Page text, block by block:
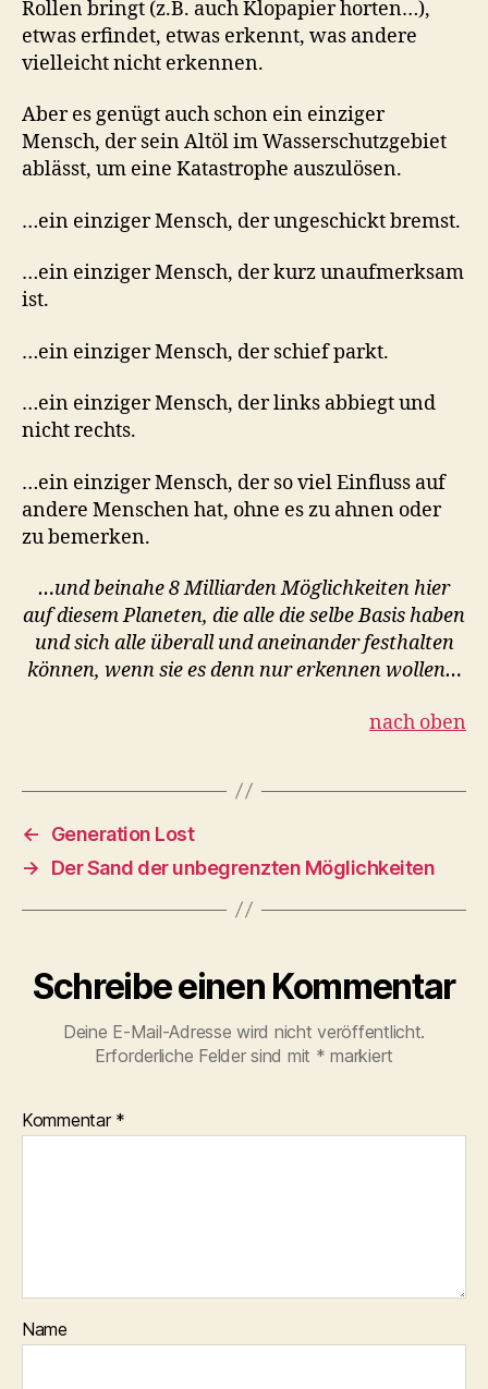
Rollen bringt (z.B. auch Klopapier horten…),
etwas erfindet, etwas erkennt, was andere
vielleicht nicht erkennen.
Aber es genügt auch schon ein einziger
Mensch, der sein Altöl im Wasserschutzgebiet
ablässt, um eine Katastrophe auszulösen.
…ein einziger Mensch, der ungeschickt bremst.
…ein einziger Mensch, der kurz unaufmerksam
ist.
…ein einziger Mensch, der schief parkt.
…ein einziger Mensch, der links abbiegt und
nicht rechts.
…ein einziger Mensch, der so viel Einfluss auf
andere Menschen hat, ohne es zu ahnen oder
zu bemerken.
…und beinahe 8 Milliarden Möglichkeiten hier
auf diesem Planeten, die alle die selbe Basis haben
und sich alle überall und aneinander festhalten
können, wenn sie es denn nur erkennen wollen…
nach oben
←
Generation Lost
→
Der Sand der unbegrenzten Möglichkeiten
Schreibe einen Kommentar
Deine E-Mail-Adresse wird nicht veröffentlicht.
Erforderliche Felder sind mit * markiert
Kommentar *
Name